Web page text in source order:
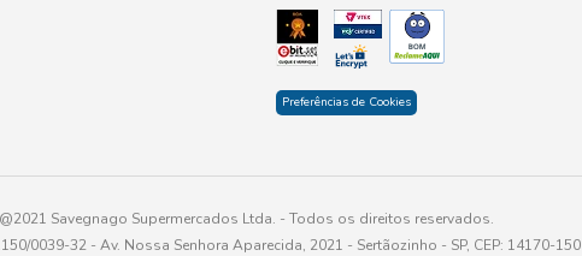
Preferências de Cookies
@2021 Savegnago Supermercados Ltda. - Todos os direitos reservados.
0039-32 - Av. Nossa Senhora Aparecida, 2021 - Sertãozinho - SP, CEP: 14170-150